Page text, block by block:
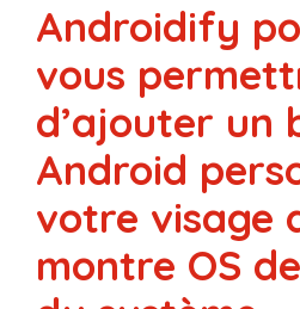
Androidify
vous
d’ajouter un
Android
votre visage
montre OS